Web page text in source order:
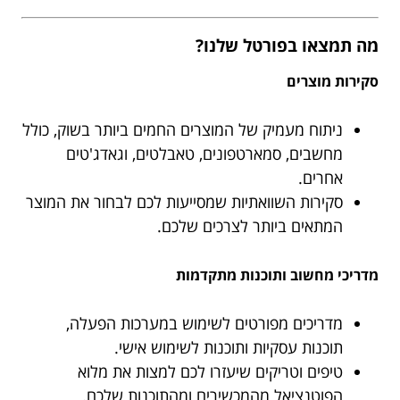
מה תמצאו בפורטל שלנו?
סקירות מוצרים
ניתוח מעמיק של המוצרים החמים ביותר בשוק, כולל
מחשבים, סמארטפונים, טאבלטים, וגאדג'טים
אחרים.
סקירות השוואתיות שמסייעות לכם לבחור את המוצר
המתאים ביותר לצרכים שלכם.
מדריכי מחשוב ותוכנות מתקדמות
מדריכים מפורטים לשימוש במערכות הפעלה,
תוכנות עסקיות ותוכנות לשימוש אישי.
טיפים וטריקים שיעזרו לכם למצות את מלוא
הפוטנציאל מהמכשירים ומהתוכנות שלכם.